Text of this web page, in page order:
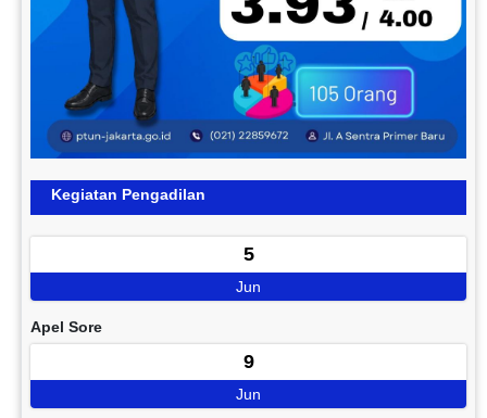
Kegiatan Pengadilan
5
Jun
Apel Sore
9
Jun